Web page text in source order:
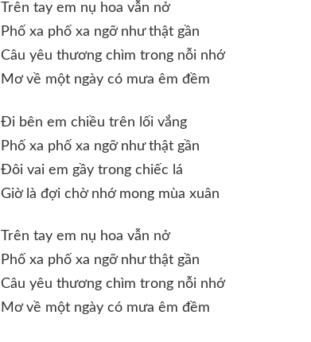
Trên tay em nụ hoa vẫn nở
Phố xa phố xa ngỡ như thật gần
Câu yêu thương chìm trong nỗi nhớ
Mơ về một ngày có mưa êm đềm
Đi bên em chiều trên lối vắng
Phố xa phố xa ngỡ như thật gần
Đôi vai em gầy trong chiếc lá
Giờ là đợi chờ nhớ mong mùa xuân
Trên tay em nụ hoa vẫn nở
Phố xa phố xa ngỡ như thật gần
Câu yêu thương chìm trong nỗi nhớ
Mơ về một ngày có mưa êm đềm